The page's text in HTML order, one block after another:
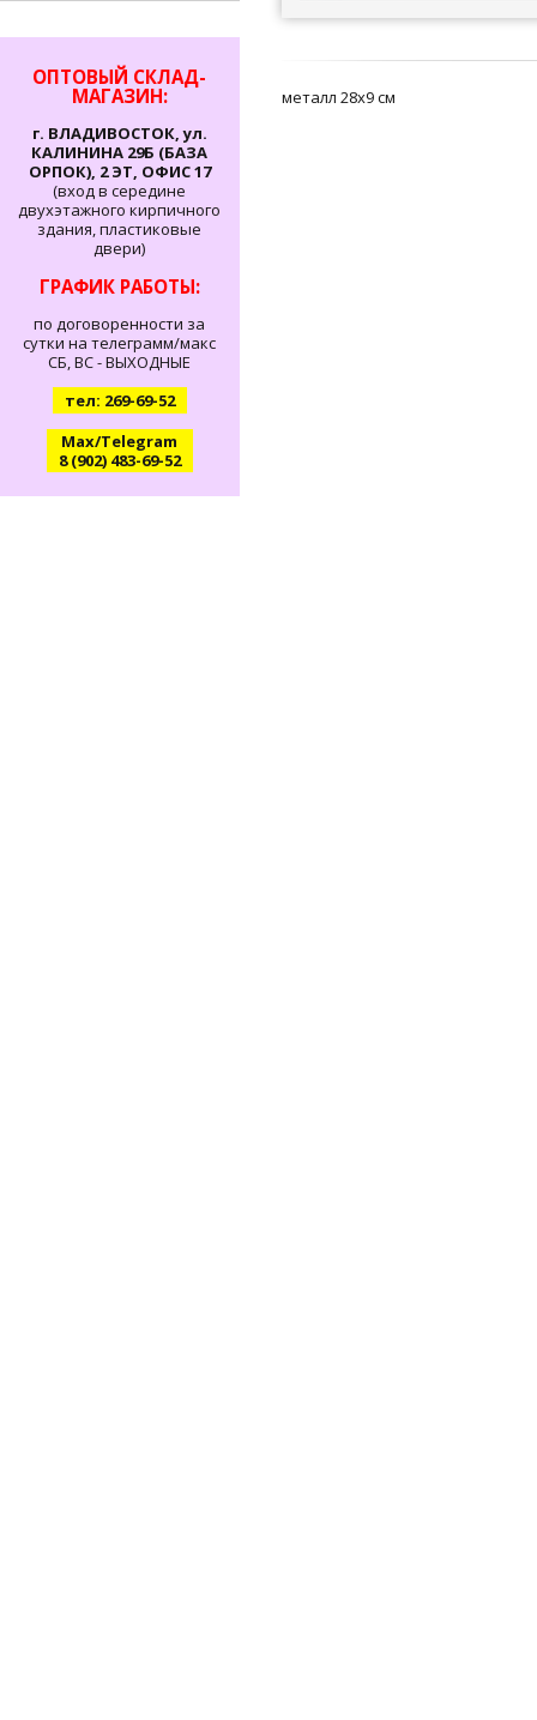
ОПТОВЫЙ СКЛАД-
МАГАЗИН:
г. ВЛАДИВОСТОК, ул.
КАЛИНИНА 29Б (БАЗА
ОРПОК), 2 ЭТ, ОФИС 17
(вход в середине
двухэтажного кирпичного
здания, пластиковые
двери)
ГРАФИК РАБОТЫ:
по договоренности за
сутки на телеграмм/макс
СБ, ВС - ВЫХОДНЫЕ
тел: 269-69-52
Max/Telegram
8 (902) 483-69-52
металл 28х9 см